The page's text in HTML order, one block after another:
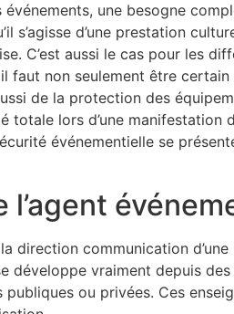
une besogne
s’agisse d’une prestation
C’est aussi le cas pour les
faut non seulement être
de la protection des
lors d’une manifestation
événementielle se
l’agent
direction communication
développe vraiment depuis
ou privées. Ces